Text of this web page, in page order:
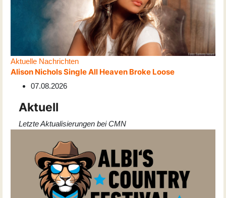
Aktuelle Nachrichten
Alison Nichols Single All Heaven Broke Loose
07.08.2026
Aktuell
Letzte Aktualisierungen bei CMN